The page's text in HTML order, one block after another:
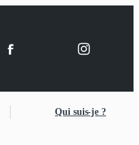
Qui suis-je ?